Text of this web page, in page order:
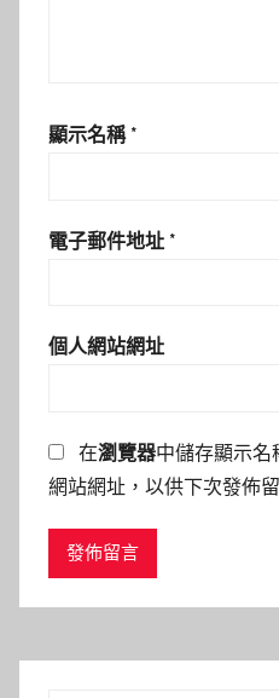
顯示名稱 *
電子郵件地址 *
個人網站網址
在瀏覽器中儲存顯示名
網站網址，以供下次發佈